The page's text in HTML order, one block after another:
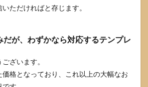
ただければと存じます。
だが、わずかなら対応するテンプレ
ざいます。
格となっており、これ以上の大幅なお